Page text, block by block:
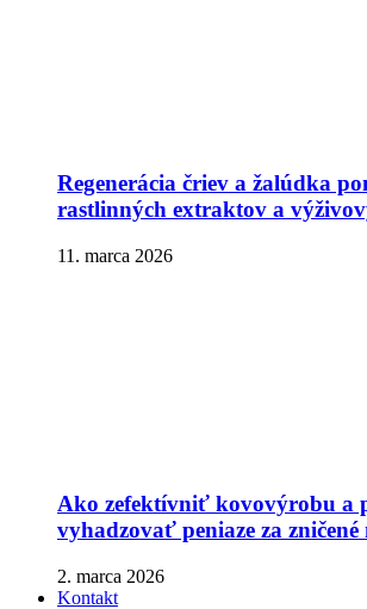
Regenerácia čriev a žalúdka
rastlinných extraktov a
11. marca 2026
Ako zefektívniť kovovýrobu a
vyhadzovať peniaze za zničené
2. marca 2026
Kontakt